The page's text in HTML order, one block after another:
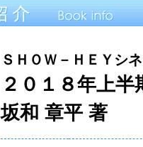
ＳＨＯＷ－ＨＥＹシ
２０１８年上
坂和 章平 著